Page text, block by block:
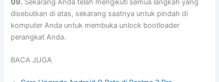
09. Sekarang Anda telah mengikuti semua langkah yang
disebutkan di atas, sekarang saatnya untuk pindah di
komputer Anda untuk membuka unlock bootloader
perangkat Anda.
BACA JUGA